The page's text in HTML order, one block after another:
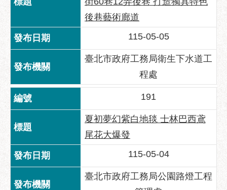
府
站
資
料
開
宣
告
私
權
及
資
後巷藝術廊道
115-05-05
臺北市政府工務局衛生下水道工
程處
191
夏初夢幻紫白地毯 士林巴西鳶
尾花大爆發
115-05-04
臺北市政府工務局公園路燈工程